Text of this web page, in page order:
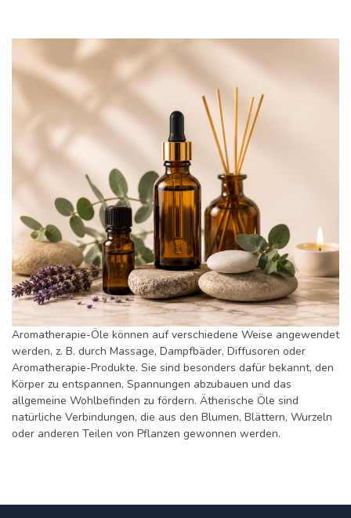
Aromatherapie-Öle können auf verschiedene Weise angewendet
werden, z. B. durch Massage, Dampfbäder, Diffusoren oder
Aromatherapie-Produkte. Sie sind besonders dafür bekannt, den
Körper zu entspannen, Spannungen abzubauen und das
allgemeine Wohlbefinden zu fördern. Ätherische Öle sind
natürliche Verbindungen, die aus den Blumen, Blättern, Wurzeln
oder anderen Teilen von Pflanzen gewonnen werden.